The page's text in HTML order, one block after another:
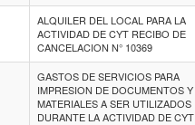
ALQUILER DEL LOCAL PARA LA
ACTIVIDAD DE CYT RECIBO DE
CANCELACION N° 10369
GASTOS DE SERVICIOS PARA
IMPRESION DE DOCUMENTOS Y
MATERIALES A SER UTILIZADOS
DURANTE LA ACTIVIDAD DE CYT